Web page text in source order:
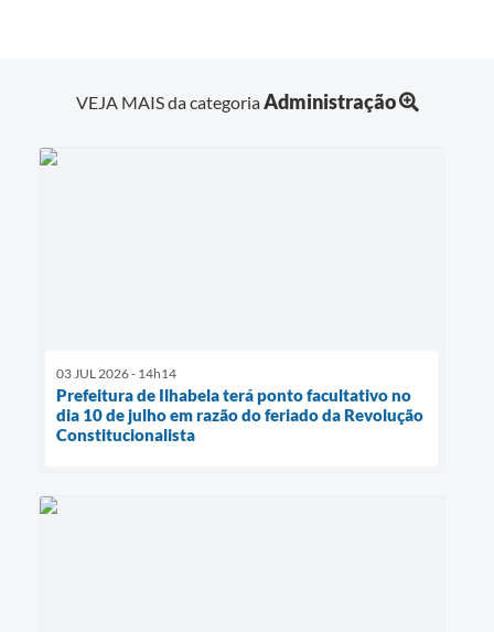
VEJA MAIS da categoriaAdministração
03 JUL 2026 - 14h14
Prefeitura de Ilhabela terá ponto facultativo no
dia 10 de julho em razão do feriado da Revolução
Constitucionalista